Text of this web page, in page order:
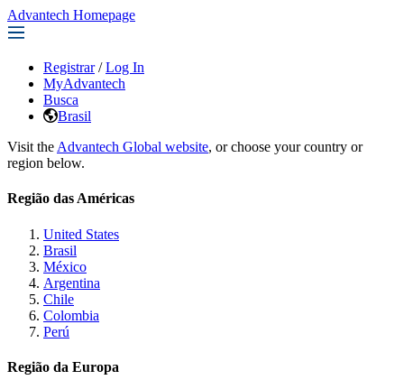
Advantech Homepage
Registrar / Log In
MyAdvantech
Busca
Brasil
Visit the Advantech Global website, or choose your country or
region below.
Região das Américas
United States
Brasil
México
Argentina
Chile
Colombia
Perú
Região da Europa